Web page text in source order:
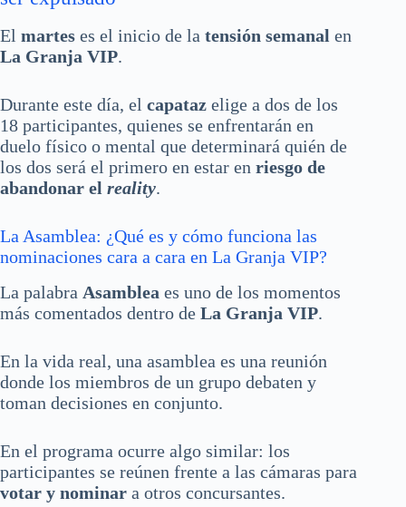
El martes es el inicio de la tensión semanal en
La Granja VIP.
Durante este día, el capataz elige a dos de los
18 participantes, quienes se enfrentarán en
duelo físico o mental que determinará quién de
los dos será el primero en estar en riesgo de
abandonar el reality.
La Asamblea: ¿Qué es y cómo funciona las
nominaciones cara a cara en La Granja VIP?
La palabra Asamblea es uno de los momentos
más comentados dentro de La Granja VIP.
En la vida real, una asamblea es una reunión
donde los miembros de un grupo debaten y
toman decisiones en conjunto.
En el programa ocurre algo similar: los
participantes se reúnen frente a las cámaras para
votar y nominar a otros concursantes.